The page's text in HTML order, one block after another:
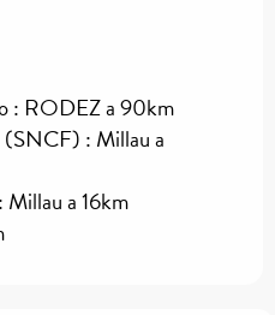
: RODEZ a 90km
(SNCF) : Millau a
Millau a 16km